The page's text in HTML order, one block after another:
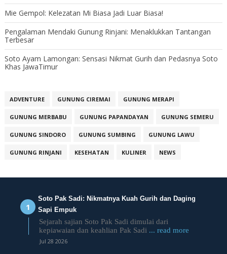
Mie Gempol: Kelezatan Mi Biasa Jadi Luar Biasa!
Pengalaman Mendaki Gunung Rinjani: Menaklukkan Tantangan
Terbesar
Soto Ayam Lamongan: Sensasi Nikmat Gurih dan Pedasnya Soto
Khas JawaTimur
ADVENTURE GUNUNG CIREMAI GUNUNG MERAPI
GUNUNG MERBABU GUNUNG PAPANDAYAN GUNUNG SEMERU
GUNUNG SINDORO GUNUNG SUMBING GUNUNG LAWU
GUNUNG RINJANI KESEHATAN KULINER NEWS
Soto Pak Sadi: Nikmatnya Kuah Gurih dan Daging
Sapi Empuk
Sejarah sajian Soto Pak Sadi dimulai dari
kepiawaian dan keahlian Pak Sadi ... read more
Jul 28 2026